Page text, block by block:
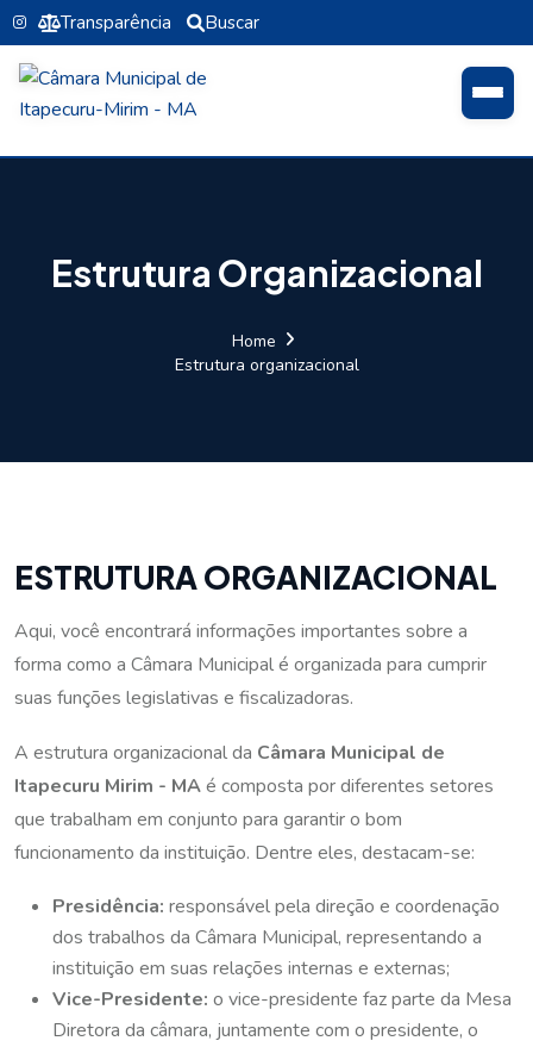
Transparência Buscar
Estrutura Organizacional
Home
Estrutura organizacional
ESTRUTURA ORGANIZACIONAL
Aqui, você encontrará informações importantes sobre a
forma como a Câmara Municipal é organizada para cumprir
suas funções legislativas e fiscalizadoras.
A estrutura organizacional da Câmara Municipal de
Itapecuru Mirim - MAé composta por diferentes setores
que trabalham em conjunto para garantir o bom
funcionamento da instituição. Dentre eles, destacam-se:
Presidência: responsável pela direção e coordenação
dos trabalhos da Câmara Municipal, representando a
instituição em suas relações internas e externas;
Vice-Presidente: o vice-presidente faz parte da Mesa
Diretora da câmara, juntamente com o presidente, o